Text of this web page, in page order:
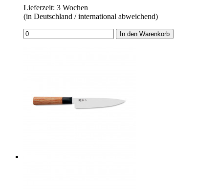
Lieferzeit: 3 Wochen
(in Deutschland / international abweichend)
In den Warenkorb